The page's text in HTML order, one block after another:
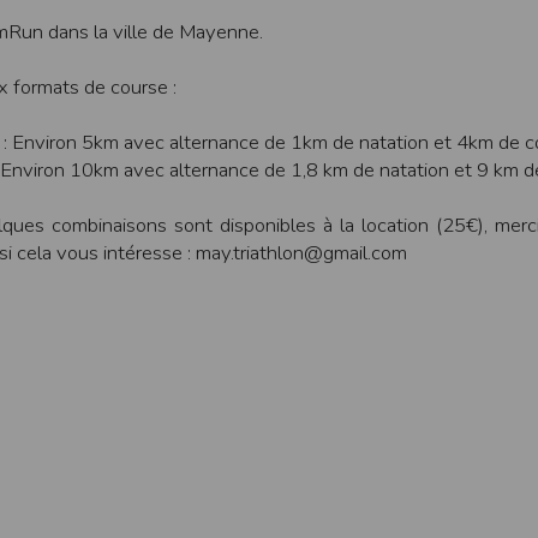
dans la ville de Mayenne.
formats de course :
Environ 5km avec alternance de 1km de natation et 4km de
10km avec alternance de 1,8 km de natation et 9 km
combinaisons sont disponibles à la location (25€),
cela vous intéresse : may.triathlon@gmail.com
assistance technique vis à vis de l’utilisateur que ce soit par des
en cas d’impossibilité d’accès à ce site et/ou d’utilisation des
le site ou une partie des services, à tout moment sans
responsable des interruptions, et des conséquences qui peuvent en
sur les services accessibles par Internet et n’exerce aucun contrôle de
sur Internet ne sont pas protégées notamment contre les